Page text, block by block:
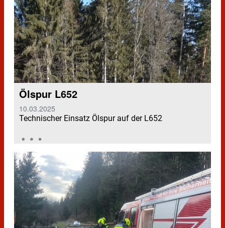
Ölspur L652
10.03.2025
Technischer Einsatz Ölspur auf der L652